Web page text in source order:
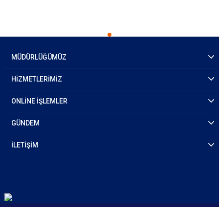
MÜDÜRLÜĞÜMÜZ
HİZMETLERİMİZ
ONLİNE İŞLEMLER
GÜNDEM
İLETİŞİM